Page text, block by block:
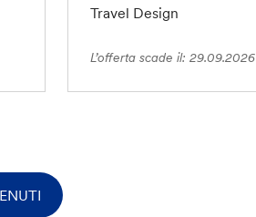
Travel Design
L’offerta scade il: 29.09.2026